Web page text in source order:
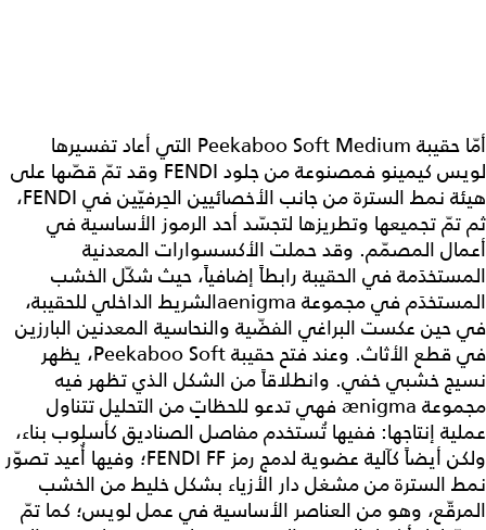
أمّا حقيبة Peekaboo Soft Medium التي أعاد تفسيرها
لويس كيمينو فمصنوعة من جلود FENDI وقد تمّ قصّها على
هيئة نمط السترة من جانب الأخصائيين الحِرفيّين في FENDI،
ثم تمّ تجميعها وتطريزها لتجسّد أحد الرموز الأساسية في
أعمال المصمّم. وقد حملت الأكسسوارات المعدنية
المستخدَمة في الحقيبة رابطاً إضافياً، حيث شكّل الخشب
المستخدَم في مجموعة aenigmaالشريط الداخلي للحقيبة،
في حين عكست البراغي الفضّية والنحاسية المعدنين البارزين
في قطع الأثاث. وعند فتح حقيبة Peekaboo Soft، يظهر
نسيج خشبي خفي. وانطلاقاً من الشكل الذي تظهر فيه
مجموعة ænigma فهي تدعو للحظاتٍ من التحليل تتناول
عملية إنتاجها: ففيها تُستخدم مفاصل الصناديق كأسلوب بناء،
ولكن أيضاً كآلية عضوية لدمج رمز FENDI FF؛ وفيها أُعيد تصوّر
نمط السترة من مشغل دار الأزياء بشكل خليط من الخشب
المرقّع، وهو من العناصر الأساسية في عمل لويس؛ كما تمّ